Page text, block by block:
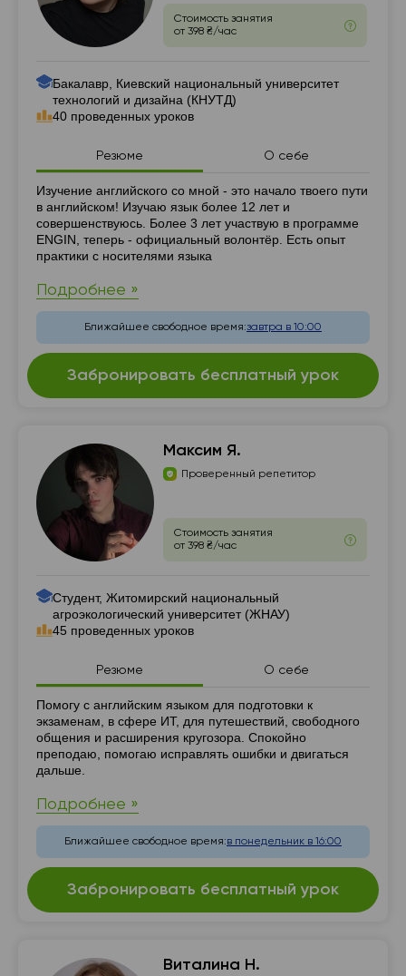
Стоимость занятия
от 398 ₴/час
Бакалавр, Киевский национальный университет
технологий и дизайна (КНУТД)
40 проведенных уроков
Резюме О себе
Резюме
Изучение английского со мной - это начало твоего пути
в английском! Изучаю язык более 12 лет и
совершенствуюсь. Более 3 лет участвую в программе
ENGIN, теперь - официальный волонтёр. Есть опыт
практики с носителями языка
Подробнее »
Ближайшее свободное время:завтра в 10:00
Забронировать бесплатный урок
Максим Я.
Проверенный репетитор
Стоимость занятия
от 398 ₴/час
Студент, Житомирский национальный
агроэкологический университет (ЖНАУ)
45 проведенных уроков
Резюме О себе
Резюме
Помогу с английским языком для подготовки к
экзаменам, в сфере ИТ, для путешествий, свободного
общения и расширения кругозора. Спокойно
преподаю, помогаю исправлять ошибки и двигаться
дальше.
Подробнее »
Ближайшее свободное время:в понедельник в 16:00
Забронировать бесплатный урок
Виталина Н.